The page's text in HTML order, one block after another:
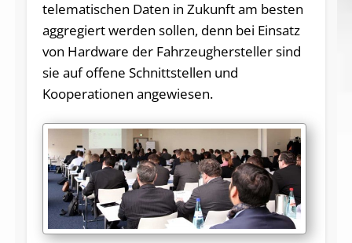
telematischen Daten in Zukunft am besten
aggregiert werden sollen, denn bei Einsatz
von Hardware der Fahrzeughersteller sind
sie auf offene Schnittstellen und
Kooperationen angewiesen.